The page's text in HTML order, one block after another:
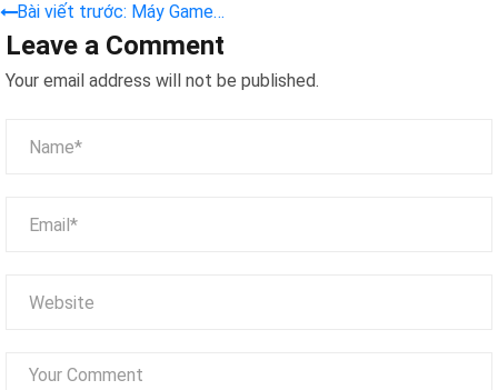
Bài viết trước: Máy Game
Đua Xe Mô Tô Cho Bé – Tay
Đua Nhỏ Hạnh Phúc
Leave a Comment
Your email address will not be published.